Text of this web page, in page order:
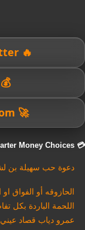
🔥 Money Smarter Live Better
Today
🚀 Unlock Financial Freedom
💳 Smarter Money Choices
دعوة حب سهيلة بن
الحازوقه أو الفواق
اللحمة الباردة بكل
عمرو دياب قصاد عيني